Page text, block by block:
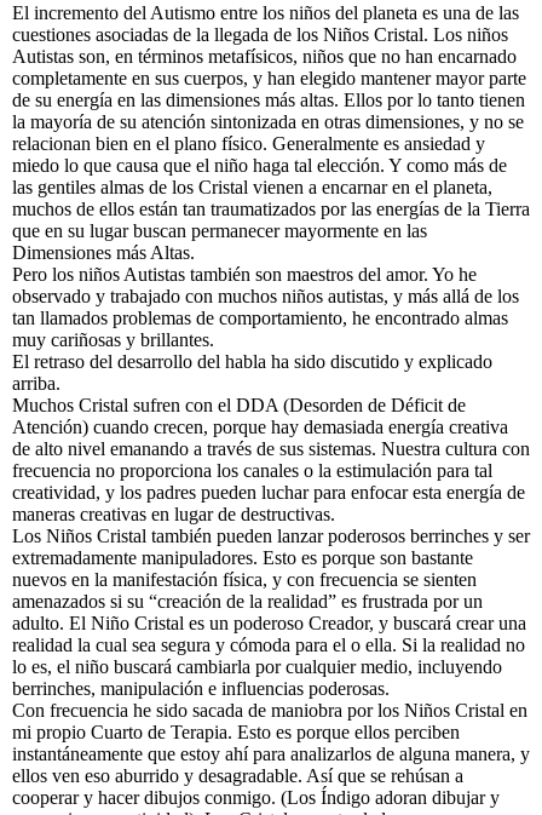
El incremento del Autismo entre los niños del planeta es una de las
cuestiones asociadas de la llegada de los Niños Cristal. Los niños
Autistas son, en términos metafísicos, niños que no han encarnado
completamente en sus cuerpos, y han elegido mantener mayor parte
de su energía en las dimensiones más altas. Ellos por lo tanto tienen
la mayoría de su atención sintonizada en otras dimensiones, y no se
relacionan bien en el plano físico. Generalmente es ansiedad y
miedo lo que causa que el niño haga tal elección. Y como más de
las gentiles almas de los Cristal vienen a encarnar en el planeta,
muchos de ellos están tan traumatizados por las energías de la Tierra
que en su lugar buscan permanecer mayormente en las
Dimensiones más Altas.
Pero los niños Autistas también son maestros del amor. Yo he
observado y trabajado con muchos niños autistas, y más allá de los
tan llamados problemas de comportamiento, he encontrado almas
muy cariñosas y brillantes.
El retraso del desarrollo del habla ha sido discutido y explicado
arriba.
Muchos Cristal sufren con el DDA (Desorden de Déficit de
Atención) cuando crecen, porque hay demasiada energía creativa
de alto nivel emanando a través de sus sistemas. Nuestra cultura con
frecuencia no proporciona los canales o la estimulación para tal
creatividad, y los padres pueden luchar para enfocar esta energía de
maneras creativas en lugar de destructivas.
Los Niños Cristal también pueden lanzar poderosos berrinches y ser
extremadamente manipuladores. Esto es porque son bastante
nuevos en la manifestación física, y con frecuencia se sienten
amenazados si su “creación de la realidad” es frustrada por un
adulto. El Niño Cristal es un poderoso Creador, y buscará crear una
realidad la cual sea segura y cómoda para el o ella. Si la realidad no
lo es, el niño buscará cambiarla por cualquier medio, incluyendo
berrinches, manipulación e influencias poderosas.
Con frecuencia he sido sacada de maniobra por los Niños Cristal en
mi propio Cuarto de Terapia. Esto es porque ellos perciben
instantáneamente que estoy ahí para analizarlos de alguna manera, y
ellos ven eso aburrido y desagradable. Así que se rehúsan a
cooperar y hacer dibujos conmigo. (Los Índigo adoran dibujar y